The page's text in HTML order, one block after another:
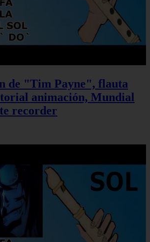
de "Tim Payne", flauta
animación, Mundial
recorder